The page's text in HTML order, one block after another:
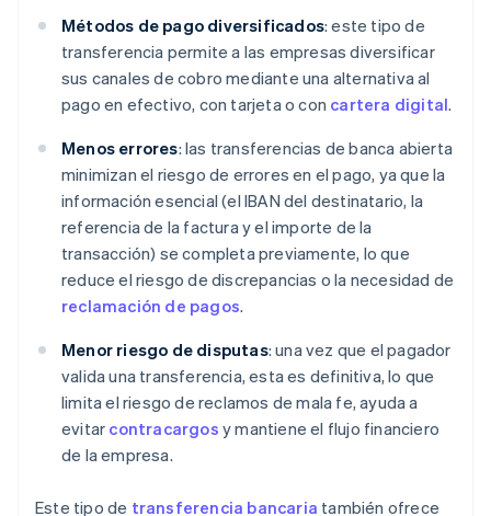
Métodos de pago diversificados: este tipo de
transferencia permite a las empresas diversificar
sus canales de cobro mediante una alternativa al
pago en efectivo, con tarjeta o con cartera digital.
Menos errores: las transferencias de banca abierta
minimizan el riesgo de errores en el pago, ya que la
información esencial (el IBAN del destinatario, la
referencia de la factura y el importe de la
transacción) se completa previamente, lo que
reduce el riesgo de discrepancias o la necesidad de
reclamación de pagos.
Menor riesgo de disputas: una vez que el pagador
valida una transferencia, esta es definitiva, lo que
limita el riesgo de reclamos de mala fe, ayuda a
evitar contracargos y mantiene el flujo financiero
de la empresa.
Este tipo de transferencia bancaria también ofrece